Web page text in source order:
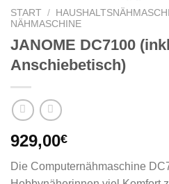
START /
NÄHMASCHINE
JANOME DC7100
Anschiebetisch)
929,00€
Die Computernähmaschine